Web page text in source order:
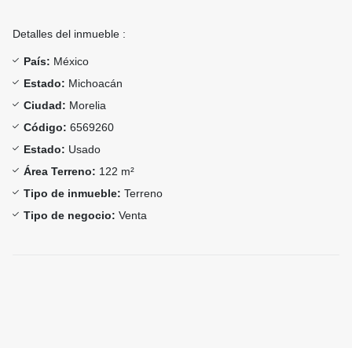
Detalles del inmueble :
País: México
Estado: Michoacán
Ciudad: Morelia
Código: 6569260
Estado: Usado
Área Terreno: 122 m²
Tipo de inmueble: Terreno
Tipo de negocio: Venta